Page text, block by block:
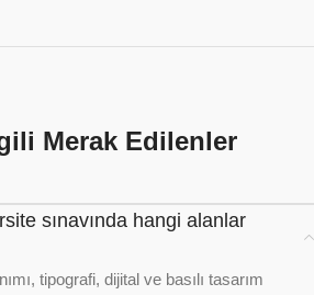
Merak Edilenler
sınavında hangi alanlar
tipografi, dijital ve basılı tasarım